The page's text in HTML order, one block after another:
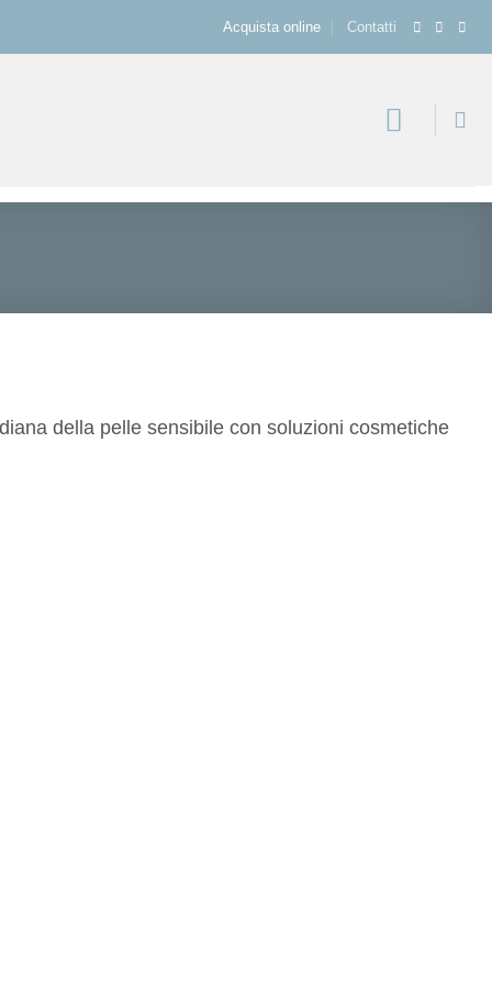
Acquista online Contatti
della pelle sensibile con soluzioni cosmetiche